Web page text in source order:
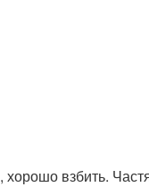
взбить.